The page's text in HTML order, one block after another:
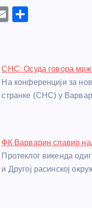
E
e
СНС: Осуда говора
На конференцији за
странке (СНС) у
ФК Варварин славио
Протеклог викенда
и Другој расинској